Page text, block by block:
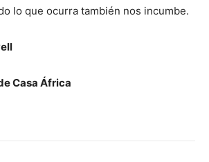
lo que ocurra también nos incumbe.
Casa África